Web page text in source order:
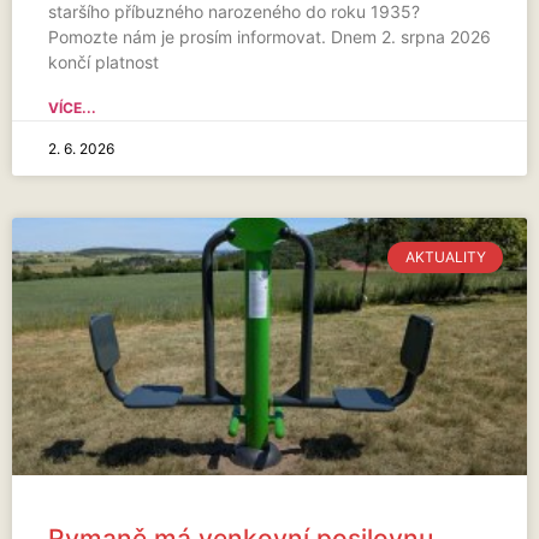
staršího příbuzného narozeného do roku 1935?
Pomozte nám je prosím informovat. Dnem 2. srpna 2026
končí platnost
VÍCE...
2. 6. 2026
AKTUALITY